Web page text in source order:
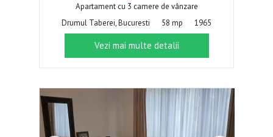
Apartament cu 3 camere de vânzare
Drumul Taberei, Bucuresti
58 mp 1965
Vezi mai multe detalii